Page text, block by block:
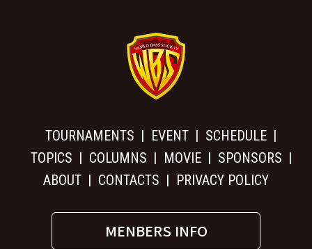
TOURNAMENTS EVENT
SCHEDULE
TOPICS
COLUMNS MOVIE
SPONSORS
ABOUT
CONTACTS PRIVACY POLICY
MENBERS INFO